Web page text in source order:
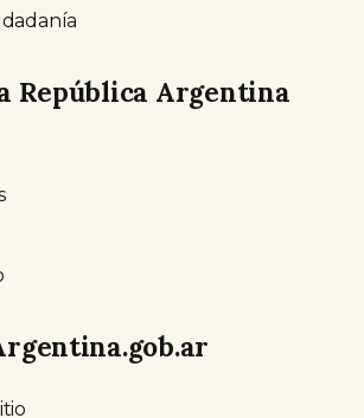
República Argentina